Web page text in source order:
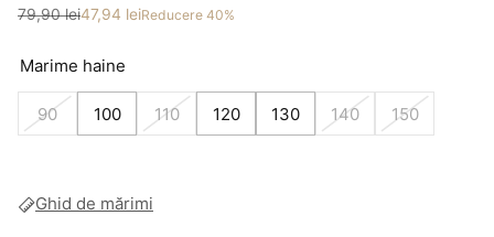
Preț
79,90 lei
Preț redus47,94 leiReducere 40%
Marime haine
90 100 110 120 130 140 150
Ghid de mărimi